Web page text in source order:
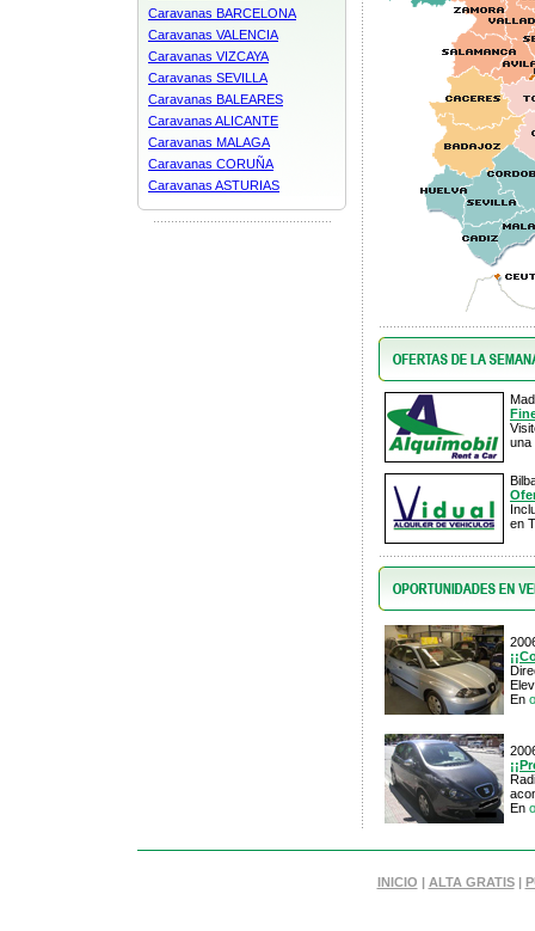
Caravanas BARCELONA
Caravanas VALENCIA
Caravanas VIZCAYA
Caravanas SEVILLA
Caravanas BALEARES
Caravanas ALICANTE
Caravanas MALAGA
Caravanas CORUÑA
Caravanas ASTURIAS
una
en
En
En
INICIO | ALTA GRATIS|